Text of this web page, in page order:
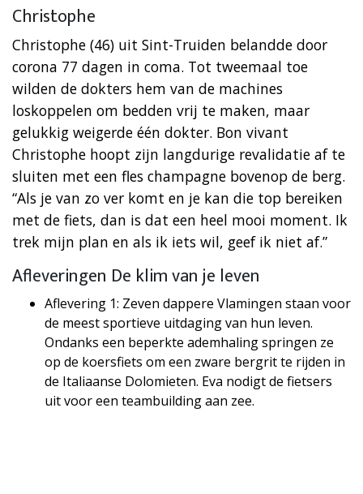
Christophe
Christophe (46) uit Sint-Truiden belandde door
corona 77 dagen in coma. Tot tweemaal toe
wilden de dokters hem van de machines
loskoppelen om bedden vrij te maken, maar
gelukkig weigerde één dokter. Bon vivant
Christophe hoopt zijn langdurige revalidatie af te
sluiten met een fles champagne bovenop de berg.
“Als je van zo ver komt en je kan die top bereiken
met de fiets, dan is dat een heel mooi moment. Ik
trek mijn plan en als ik iets wil, geef ik niet af.”
Afleveringen De klim van je leven
Aflevering 1: Zeven dappere Vlamingen staan voor
de meest sportieve uitdaging van hun leven.
Ondanks een beperkte ademhaling springen ze
op de koersfiets om een zware bergrit te rijden in
de Italiaanse Dolomieten. Eva nodigt de fietsers
uit voor een teambuilding aan zee.